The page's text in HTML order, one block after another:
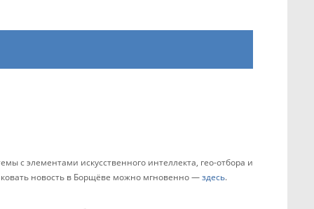
с элементами искусственного интеллекта, гео-отбора и
новость в Борщёве можно мгновенно —здесь.